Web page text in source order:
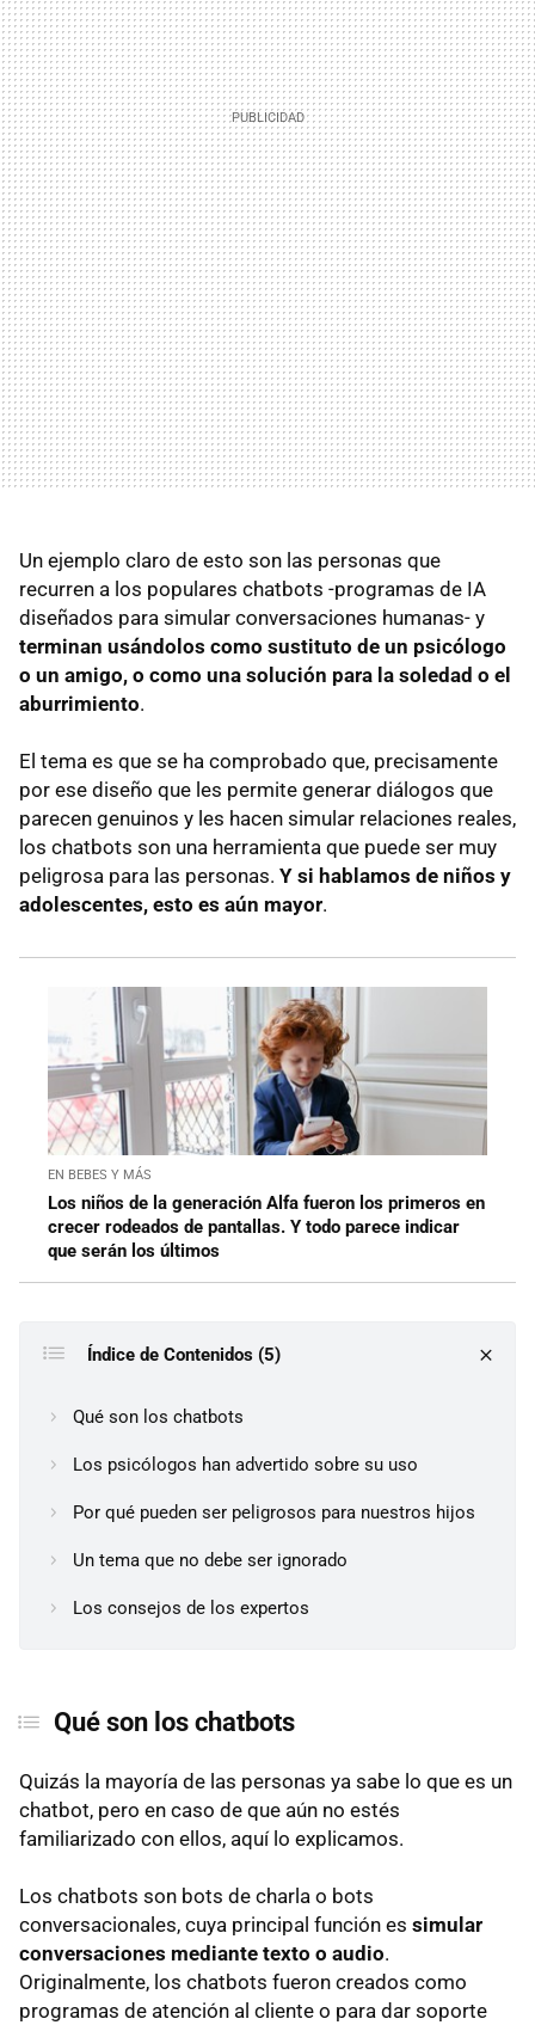
Un ejemplo claro de esto son las personas que
recurren a los populares chatbots -programas de IA
diseñados para simular conversaciones humanas- y
terminan usándolos como sustituto de un psicólogo
o un amigo, o como una solución para la soledad o el
aburrimiento.
El tema es que se ha comprobado que, precisamente
por ese diseño que les permite generar diálogos que
parecen genuinos y les hacen simular relaciones reales,
los chatbots son una herramienta que puede ser muy
peligrosa para las personas. Y si hablamos de niños y
adolescentes, esto es aún mayor.
EN BEBES Y MÁS
Los niños de la generación Alfa fueron los primeros en
crecer rodeados de pantallas. Y todo parece indicar
que serán los últimos
Índice de Contenidos (5)
Qué son los chatbots
Los psicólogos han advertido sobre su uso
Por qué pueden ser peligrosos para nuestros hijos
Un tema que no debe ser ignorado
Los consejos de los expertos
Qué son los chatbots
Quizás la mayoría de las personas ya sabe lo que es un
chatbot, pero en caso de que aún no estés
familiarizado con ellos, aquí lo explicamos.
Los chatbots son bots de charla o bots
conversacionales, cuya principal función es simular
conversaciones mediante texto o audio.
Originalmente, los chatbots fueron creados como
programas de atención al cliente o para dar soporte